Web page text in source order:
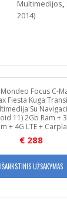
32GB)
(Juoda)
Multimedijos,
2014)
Focus C-
Fiesta Kuga
Su
11) 2Gb Ram +
+ 4G LTE +
€ 288
IŠANKSTINIS UŽSAKYMAS